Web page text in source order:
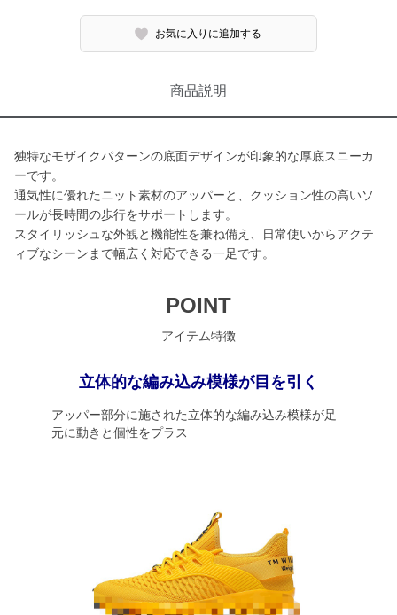
お気に入りに追加する
商品説明
独特なモザイクパターンの底面デザインが印象的な厚底スニーカ
ーです。
通気性に優れたニット素材のアッパーと、クッション性の高いソ
ールが長時間の歩行をサポートします。
スタイリッシュな外観と機能性を兼ね備え、日常使いからアクテ
ィブなシーンまで幅広く対応できる一足です。
POINT
アイテム特徴
立体的な編み込み模様が目を引く
アッパー部分に施された立体的な編み込み模様が足
元に動きと個性をプラス